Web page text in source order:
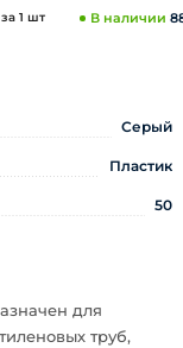
за 1 шт В наличии
Серый
Пластик
50
для
труб,